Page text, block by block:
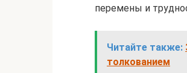
перемены и
Читайте также:
толкованием